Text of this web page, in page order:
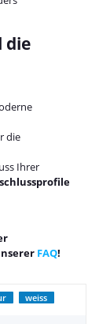
die
die
Ihrer
FAQ!
weiss